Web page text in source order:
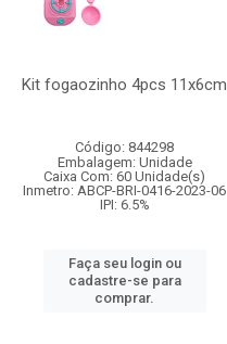
Kit fogaozinho 4pcs 11x6cm
Código: 844298
Embalagem: Unidade
Caixa Com: 60 Unidade(s)
Inmetro: ABCP-BRI-0416-2023-06
IPI: 6.5%
Faça seu login ou
cadastre-se para
comprar.